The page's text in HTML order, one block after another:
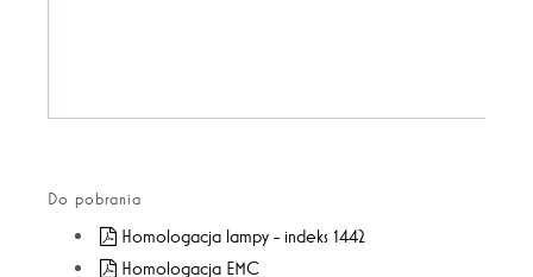
Do pobrania
Homologacja lampy - indeks 1442
Homologacja EMC